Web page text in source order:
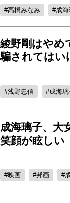
高橋みなみ 成海
綾野剛はや
騙されてはい
浅野忠信 成海璃
成海璃子、
笑顔が眩しい
映画 邦画